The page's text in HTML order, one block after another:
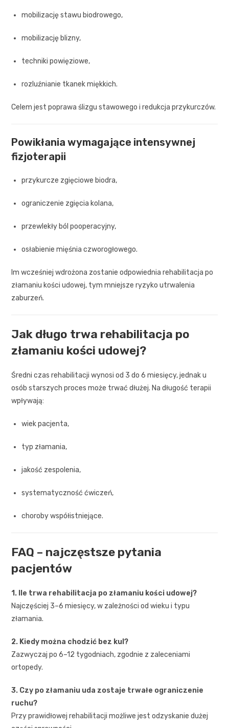
mobilizację stawu biodrowego,
mobilizację blizny,
techniki powięziowe,
rozluźnianie tkanek miękkich.
Celem jest poprawa ślizgu stawowego i redukcja przykurczów.
Powikłania wymagające intensywnej
fizjoterapii
przykurcze zgięciowe biodra,
ograniczenie zgięcia kolana,
przewlekły ból pooperacyjny,
osłabienie mięśnia czworogłowego.
Im wcześniej wdrożona zostanie odpowiednia rehabilitacja po
złamaniu kości udowej, tym mniejsze ryzyko utrwalenia
zaburzeń.
Jak długo trwa rehabilitacja po
złamaniu kości udowej?
Średni czas rehabilitacji wynosi od 3 do 6 miesięcy, jednak u
osób starszych proces może trwać dłużej. Na długość terapii
wpływają:
wiek pacjenta,
typ złamania,
jakość zespolenia,
systematyczność ćwiczeń,
choroby współistniejące.
FAQ – najczęstsze pytania
pacjentów
1. Ile trwa rehabilitacja po złamaniu kości udowej?
Najczęściej 3–6 miesięcy, w zależności od wieku i typu
złamania.
2. Kiedy można chodzić bez kul?
Zazwyczaj po 6–12 tygodniach, zgodnie z zaleceniami
ortopedy.
3. Czy po złamaniu uda zostaje trwałe ograniczenie
ruchu?
Przy prawidłowej rehabilitacji możliwe jest odzyskanie dużej